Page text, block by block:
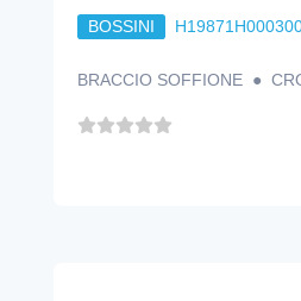
BOSSINI
BRACCIO SOFFIONE ●